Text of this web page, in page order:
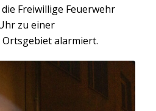
Freiwillige Feuerwehr
zu einer
alarmiert.